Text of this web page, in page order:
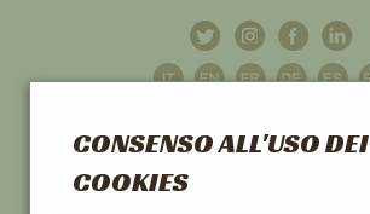
CONSENSO ALL'USO DEI
COOKIES